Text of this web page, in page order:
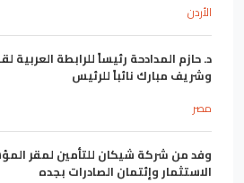
الأردن
د. حازم المدادحة رئيساً للرابطة العربية
وشريف مبارك نائباً للرئيس
مصر
وفد من شركة شيكان للتأمين لمقر
الاستثمار وإئتمان الصادرات بجده